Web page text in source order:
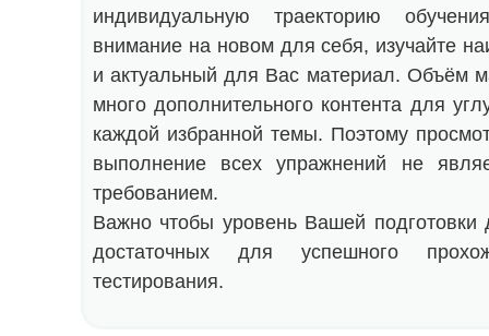
индивидуальную траекторию
внимание на новом для себя, изучайте
и актуальный для Вас материал. Объём
много дополнительного контента для
каждой избранной темы. Поэтому
выполнение всех упражнений не
требованием.
Важно чтобы уровень Вашей подготовки
достаточных для успешного
тестирования.